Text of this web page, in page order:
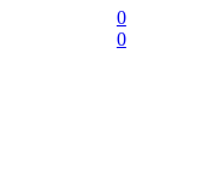
0
0